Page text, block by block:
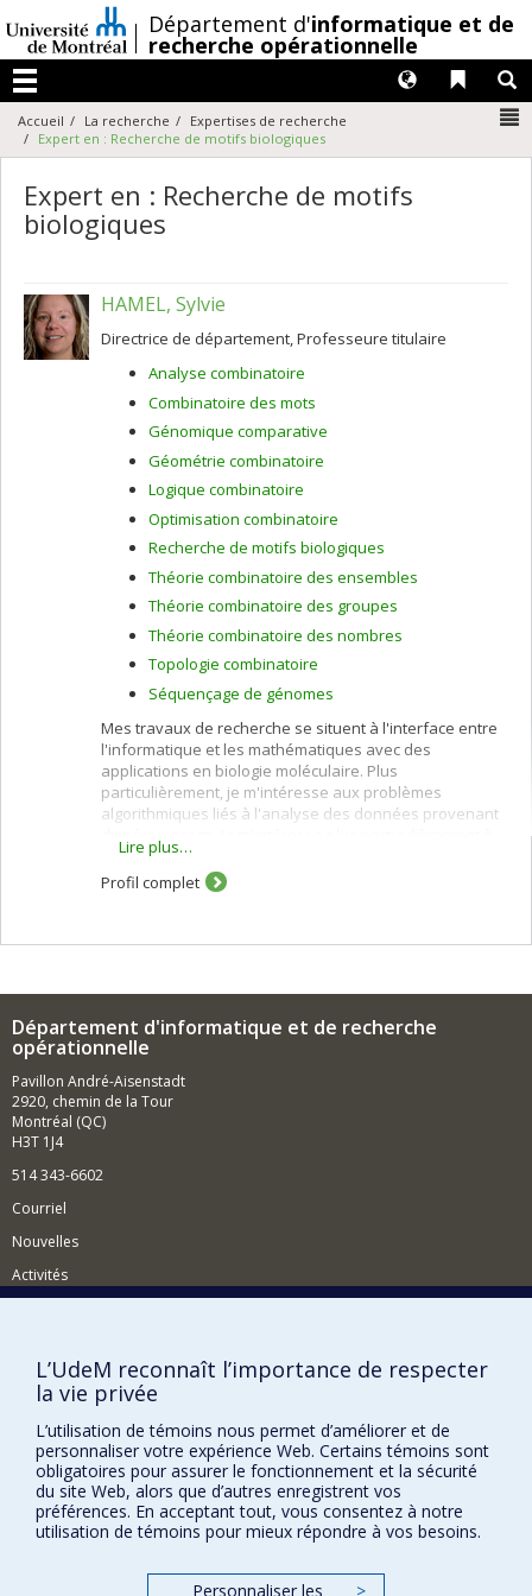
au
contenu
/Département d'informatique et de
recherche opérationnelle
Menu
Liens
Langues
Accueil La recherche
Expertises de recherche
Expert en : Recherche de motifs biologiques
Expert en : Recherche de motifs
biologiques
HAMEL, Sylvie
Directrice de département, Professeure titulaire
Analyse combinatoire
Combinatoire des mots
Génomique comparative
Géométrie combinatoire
Logique combinatoire
Optimisation combinatoire
Recherche de motifs biologiques
Théorie combinatoire des ensembles
Théorie combinatoire des groupes
Théorie combinatoire des nombres
Topologie combinatoire
Séquençage de génomes
Mes travaux de recherche se situent à l'interface entre
l'informatique et les mathématiques avec des
applications en biologie moléculaire. Plus
particulièrement, je m'intéresse aux problèmes
algorithmiques liés à l'analyse des données provenant
la recherche efficace de mots et de motifs, au
réarrangement de génomes et, plus récemment, au
repliement de protéines en milieu aqueux. J'ai aussi des
combinatoire algébrique et en combinatoire des mots.
Lire plus…
Profil complet
Département d'informatique et de recherche
opérationnelle
Pavillon André-Aisenstadt
2920, chemin de la Tour
Montréal (QC)
H3T 1J4
514 343-6602
Courriel
Nouvelles
Activités
BESOIN D'AIDE?
Plan du site
Signaler une erreur
Accessibilité
FACULTÉ DES ARTS ET DES SCIENCES
Nos centres d'études
L’UdeM reconnaît l’importance de respecter
la vie privée
L’utilisation de témoins nous permet d’améliorer et de
personnaliser votre expérience Web. Certains témoins sont
obligatoires pour assurer le fonctionnement et la sécurité
du site Web, alors que d’autres enregistrent vos
préférences. En acceptant tout, vous consentez à notre
utilisation de témoins pour mieux répondre à vos besoins.
Personnaliser les >